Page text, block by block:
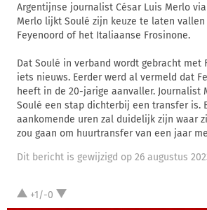
Argentijnse journalist César Luis Merlo
Merlo lijkt Soulé zijn keuze te laten
Feyenoord of het Italiaanse Frosinone.
Dat Soulé in verband wordt gebracht met
iets nieuws. Eerder werd al vermeld dat
heeft in de 20-jarige aanvaller. Journalist
Soulé een stap dichterbij een transfer is.
aankomende uren zal duidelijk zijn waar
zou gaan om huurtransfer van een jaar
Dit bericht is gewijzigd op 26 augustus
+1/-0